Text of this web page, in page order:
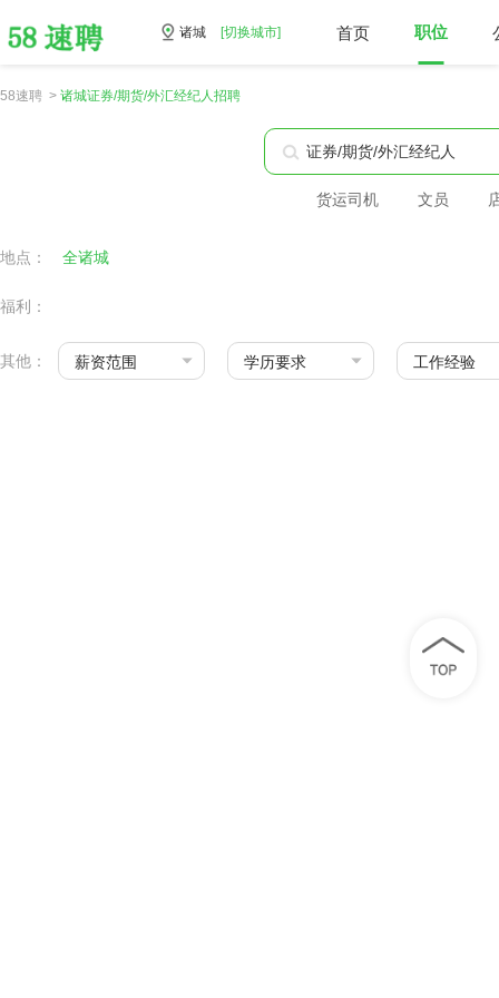
诸城 [切换城市] 首页 职位
58速聘 > 诸城证券/期货/外汇经纪人招聘
货运司机 文员
地点： 全诸城
福利：
其他： 薪资范围 学历要求 工作经验